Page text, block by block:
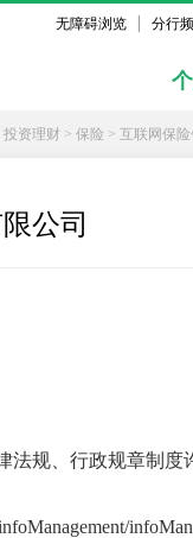
无障碍浏览 分行
投资理财 > 保险 > 互联网保
公司
法规、行政规章制度